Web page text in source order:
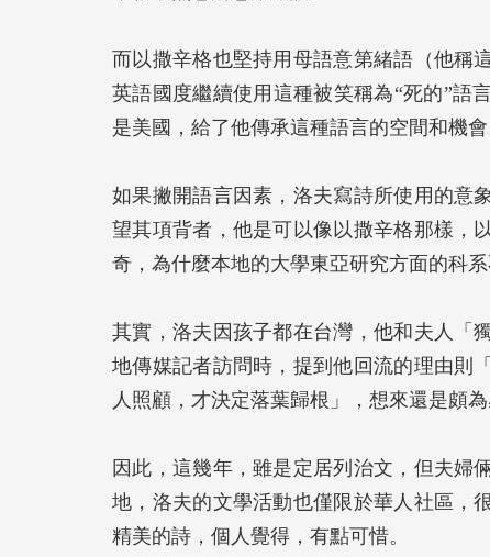
而以撒辛格也堅持用母語意第緒語（他稱
英語國度繼續使用這種被笑稱為“死的”語
是美國，給了他傳承這種語言的空間和機會
如果撇開語言因素，洛夫寫詩所使用的意
望其項背者，他是可以像以撒辛格那樣，
奇，為什麼本地的大學東亞研究方面的科
其實，洛夫因孩子都在台灣，他和夫人「
地傳媒記者訪問時，提到他回流的理由則
人照顧，才決定落葉歸根」，想來還是頗為
因此，這幾年，雖是定居列治文，但夫婦
地，洛夫的文學活動也僅限於華人社區，
精美的詩，個人覺得，有點可惜。